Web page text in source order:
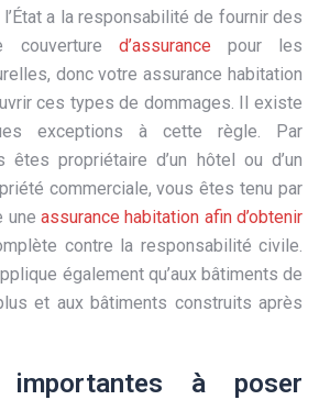
a la responsabilité de fournir des
couverture d’assurance pour les
donc votre assurance habitation
ces types de dommages. Il existe
exceptions à cette règle. Par
propriétaire d’un hôtel ou d’un
commerciale, vous êtes tenu par
une assurance habitation afin d’obtenir
contre la responsabilité civile.
également qu’aux bâtiments de
et aux bâtiments construits après
importantes à poser